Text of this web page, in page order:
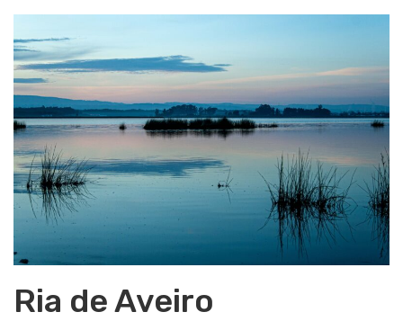
Ria de Aveiro